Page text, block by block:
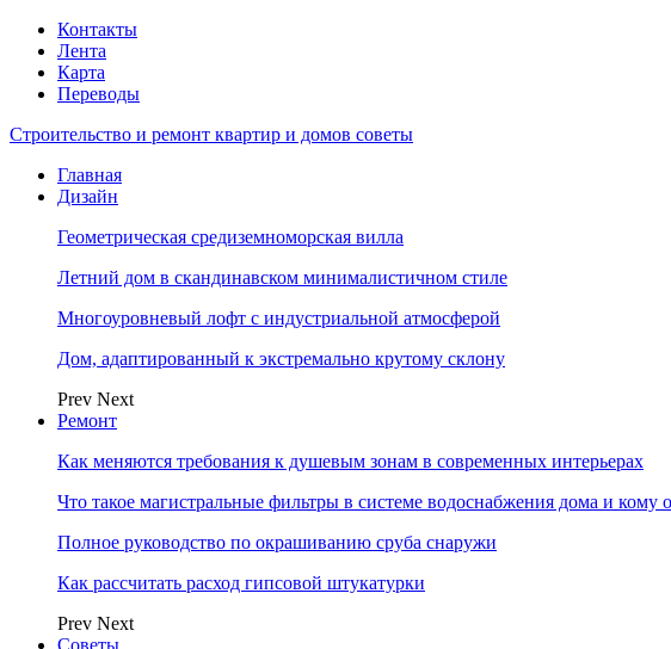
Контакты
Лента
Карта
Переводы
Строительство и ремонт квартир и домов советы
Главная
Дизайн
Геометрическая средиземноморская вилла
Летний дом в скандинавском минималистичном стиле
Многоуровневый лофт с индустриальной атмосферой
Дом, адаптированный к экстремально крутому склону
Prev Next
Ремонт
Как меняются требования к душевым зонам в современных интерьерах
Что такое магистральные фильтры в системе водоснабжения дома и
Полное руководство по окрашиванию сруба снаружи
Как рассчитать расход гипсовой штукатурки
Prev Next
Советы